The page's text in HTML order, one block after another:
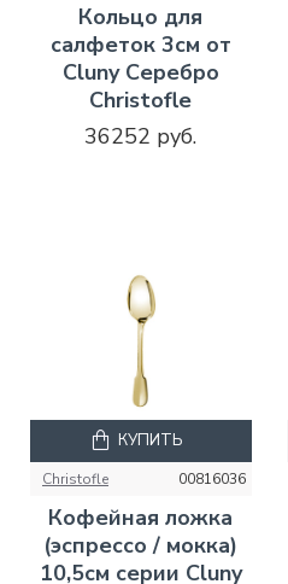
Кольцо для
салфеток 3см от
Cluny Серебро
Christofle
36252 руб.
Christofle 00816036
Кофейная ложка
(эспрессо / мокка)
10,5см серии Cluny
КУПИТЬ